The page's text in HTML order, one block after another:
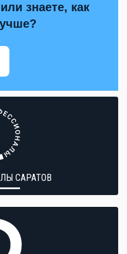
знаете, как
САРАТОВ